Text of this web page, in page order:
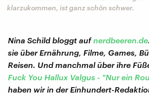
klarzukommen, ist ganz schön schwer.
Nina Schild bloggt auf nerdbeeren.de
sie über Ernährung, Filme, Games,
Reisen. Und manchmal über ihre
Fuck You Hallux Valgus - "Nur ein
haben wir in der Einhundert-